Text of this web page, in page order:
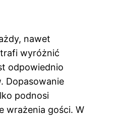
nawet
wyróżnić
odpowiednio
Dopasowanie
podnosi
wrażenia gości. W